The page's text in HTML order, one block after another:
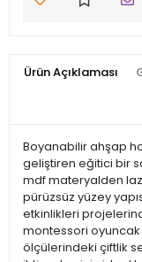
Ürün Açıklaması
Boyanabilir ahşap
geliştiren eğitici bir
mdf materyalden
pürüzsüz yüzey
etkinlikleri
montessori oyuncak
ölçülerindeki çiftlik